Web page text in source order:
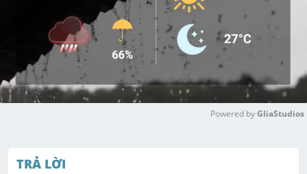
Powered by GliaStudios
TRẢ LỜI